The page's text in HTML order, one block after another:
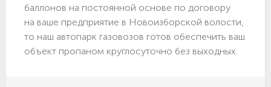
баллонов на постоянной основе по договору
на ваше предприятие в Новоизборской волости,
то наш автопарк газовозов готов обеспечить ваш
объект пропаном круглосуточно без выходных.